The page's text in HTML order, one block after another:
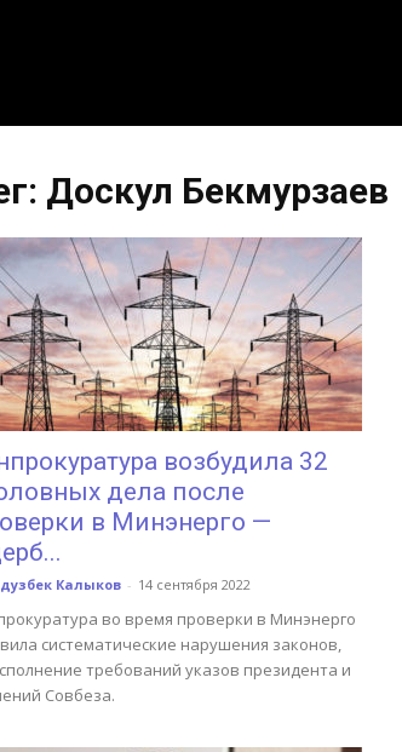
Доскул Бекмурзаев
возбудила 32
дела после
в Минэнерго —
Калыков - 14 сентября 2022
во время проверки в Минэнерго
систематические нарушения законов,
требований указов президента и
Совбеза.